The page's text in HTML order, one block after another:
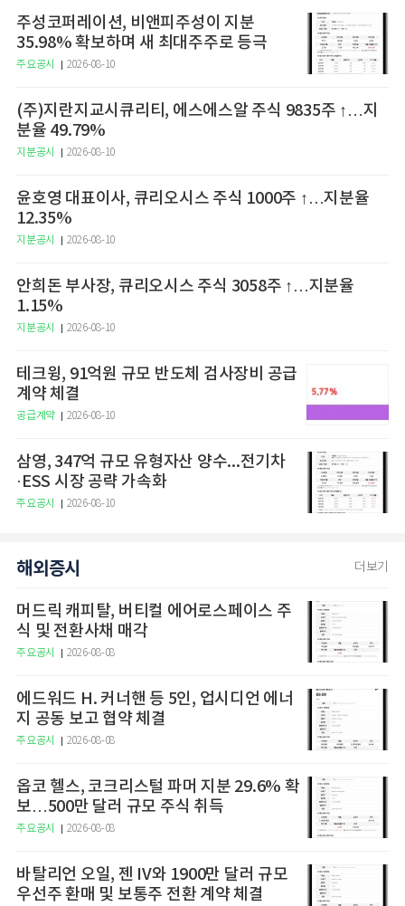
주성코퍼레이션, 비앤피주성이 지분
35.98% 확보하며 새 최대주주로 등극
주요공시 2026-08-10
(주)지란지교시큐리티, 에스에스알 주식 9835주 ↑…지
분율 49.79%
지분공시 2026-08-10
윤호영 대표이사, 큐리오시스 주식 1000주 ↑…지분율
12.35%
지분공시 2026-08-10
안희돈 부사장, 큐리오시스 주식 3058주 ↑…지분율
1.15%
지분공시 2026-08-10
테크윙, 91억원 규모 반도체 검사장비 공급
계약 체결
공급계약 2026-08-10
삼영, 347억 규모 유형자산 양수...전기차
·ESS 시장 공략 가속화
주요공시 2026-08-10
해외증시 더보기
머드릭 캐피탈, 버티컬 에어로스페이스 주
식 및 전환사채 매각
주요공시 2026-08-08
에드워드 H. 커너핸 등 5인, 업시디언 에너
지 공동 보고 협약 체결
주요공시 2026-08-08
옵코 헬스, 코크리스털 파머 지분 29.6% 확
보…500만 달러 규모 주식 취득
주요공시 2026-08-08
바탈리언 오일, 젠 IV와 1900만 달러 규모
우선주 환매 및 보통주 전환 계약 체결